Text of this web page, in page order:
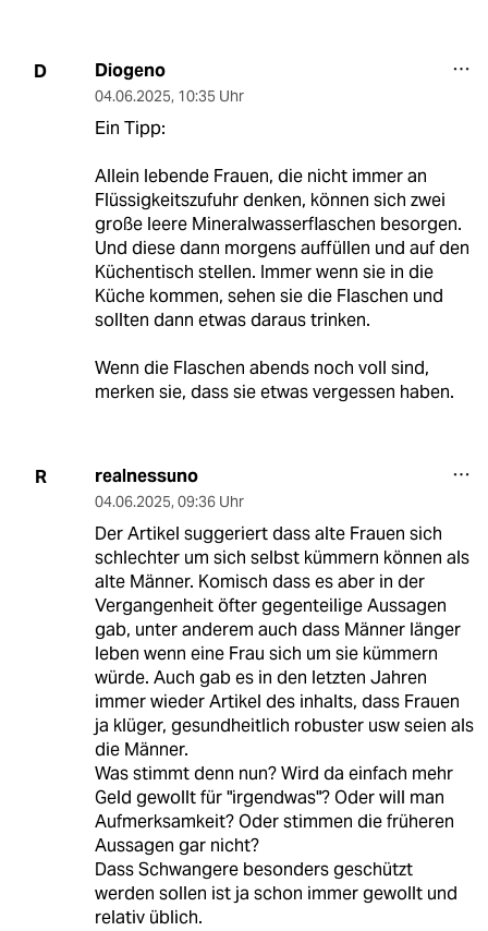
D Diogeno
04.06.2025, 10:35 Uhr
Ein Tipp:
Allein lebende Frauen, die nicht immer an
Flüssigkeitszufuhr denken, können sich zwei
große leere Mineralwasserflaschen besorgen.
Und diese dann morgens auffüllen und auf den
Küchentisch stellen. Immer wenn sie in die
Küche kommen, sehen sie die Flaschen und
sollten dann etwas daraus trinken.
Wenn die Flaschen abends noch voll sind,
merken sie, dass sie etwas vergessen haben.
R realnessuno
04.06.2025, 09:36 Uhr
Der Artikel suggeriert dass alte Frauen sich
schlechter um sich selbst kümmern können als
alte Männer. Komisch dass es aber in der
Vergangenheit öfter gegenteilige Aussagen
gab, unter anderem auch dass Männer länger
leben wenn eine Frau sich um sie kümmern
würde. Auch gab es in den letzten Jahren
immer wieder Artikel des inhalts, dass Frauen
ja klüger, gesundheitlich robuster usw seien als
die Männer.
Was stimmt denn nun? Wird da einfach mehr
Geld gewollt für "irgendwas"? Oder will man
Aufmerksamkeit? Oder stimmen die früheren
Aussagen gar nicht?
Dass Schwangere besonders geschützt
werden sollen ist ja schon immer gewollt und
relativ üblich.